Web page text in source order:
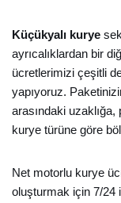
Küçükyalı kurye
ayrıcalıklardan bir
ücretlerimizi çeşitli
yapıyoruz.
arasındaki
kurye türüne göre
Net motorlu kurye
oluşturmak için 7/24